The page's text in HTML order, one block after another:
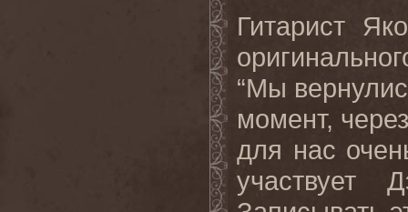
Гитарист
“Мы
момент,
для нас
участвует